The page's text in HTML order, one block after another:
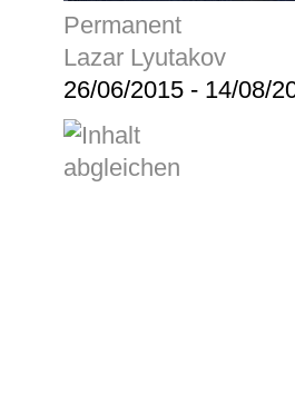
Permanent
Lazar Lyutakov
26/06/2015 - 14/08/